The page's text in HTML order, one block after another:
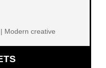
Modern creative
OPENT